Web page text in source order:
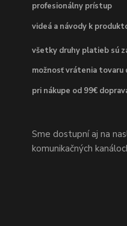
profesionálny prístup
videá a návody k
všetky druhy platieb sú
možnosť vrátenia tovaru
pri nákupe od 99€
Sme dostupní aj na
komunikačných